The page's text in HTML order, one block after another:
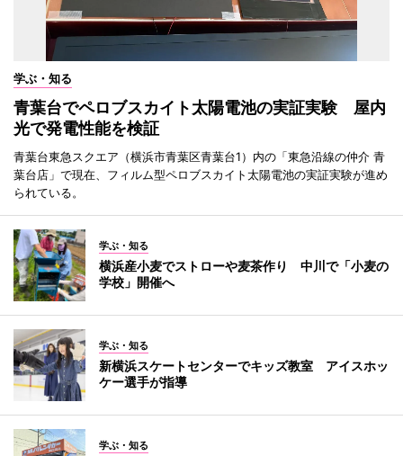
学ぶ・知る
青葉台でペロブスカイト太陽電池の実証実験 屋内
光で発電性能を検証
青葉台東急スクエア（横浜市青葉区青葉台1）内の「東急沿線の仲介 青
葉台店」で現在、フィルム型ペロブスカイト太陽電池の実証実験が進め
られている。
学ぶ・知る
横浜産小麦でストローや麦茶作り 中川で「小麦の
学校」開催へ
学ぶ・知る
新横浜スケートセンターでキッズ教室 アイスホッ
ケー選手が指導
学ぶ・知る